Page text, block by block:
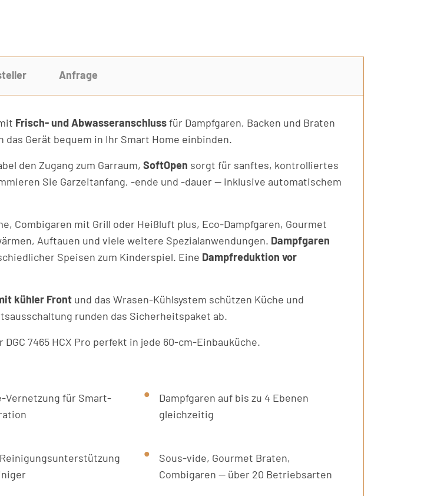
Anfrage
Frisch- und Abwasseranschlussfür Dampfgaren, Backen und Braten
das Gerät bequem in Ihr Smart Home einbinden.
den Zugang zum Garraum, SoftOpen sorgt für sanftes, kontrolliertes
Sie Garzeitanfang, -ende und -dauer — inklusive automatischem
Combigaren mit Grill oder Heißluft plus, Eco-Dampfgaren, Gourmet
Auftauen und viele weitere Spezialanwendungen. Dampfgaren
Speisen zum Kinderspiel. Eine Dampfreduktion vor
kühler Front und das Wrasen-Kühlsystem schützen Küche und
runden das Sicherheitspaket ab.
DGC 7465 HCX Pro perfekt in jede 60-cm-Einbauküche.
Vernetzung für Smart-
Dampfgaren auf bis zu 4 Ebenen
gleichzeitig
Sous-vide, Gourmet Braten,
Combigaren — über 20 Betriebsarten